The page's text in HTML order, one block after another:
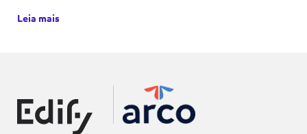
Leia mais